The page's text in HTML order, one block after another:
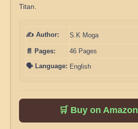
Titan.
✍️ Author: S.K Moga
📄 Pages:
46 Pages
🗣️ Language: English
🛒 Buy on Amazon